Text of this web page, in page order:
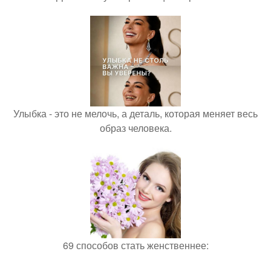
Улыбка - это не мелочь, а деталь, которая меняет весь
образ человека.
69 способов стать женственнее: